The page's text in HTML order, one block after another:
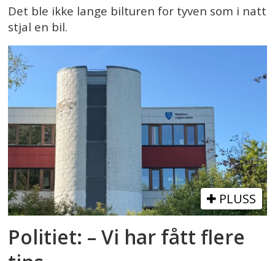
Det ble ikke lange bilturen for tyven som i natt
stjal en bil.
PLUSS
Politiet: – Vi har fått flere